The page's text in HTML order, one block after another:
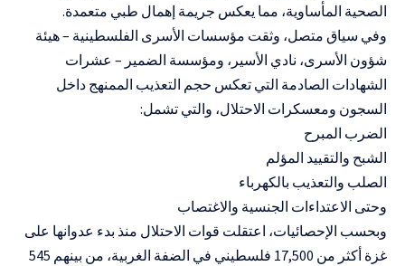
الصحية المأساوية، مما يعكس جريمة إهمال طبي متعمدة.
وفي سياق متصل، وثقت مؤسسات الأسرى الفلسطينية – هيئة
شؤون الأسرى، نادي الأسير، ومؤسسة الضمير – عشرات
الشهادات الصادمة التي تعكس حجم التعذيب الممنهج داخل
السجون ومعسكرات الاحتلال، والتي تشمل:
الضرب المبرح
الشبح والتقييد المؤلم
الصلب والتعذيب بالكهرباء
وحتى الاعتداءات الجنسية والاغتصاب
وبحسب الإحصائيات، اعتقلت قوات الاحتلال منذ بدء عدوانها على
غزة أكثر من 17,500 فلسطيني في الضفة الغربية، من بينهم 545